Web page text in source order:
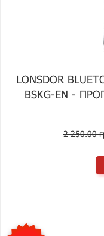
LONSDOR
BSKG-EN -
2 250.00